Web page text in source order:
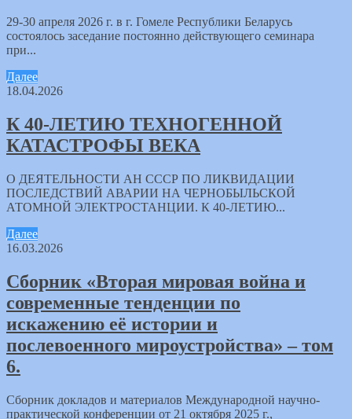
29-30 апреля 2026 г. в г. Гомеле Республики Беларусь
состоялось заседание постоянно действующего семинара
при...
Далее
18.04.2026
К 40-ЛЕТИЮ ТЕХНОГЕННОЙ
КАТАСТРОФЫ ВЕКА
О ДЕЯТЕЛЬНОСТИ АН СССР ПО ЛИКВИДАЦИИ
ПОСЛЕДСТВИЙ АВАРИИ НА ЧЕРНОБЫЛЬСКОЙ
АТОМНОЙ ЭЛЕКТРОСТАНЦИИ. К 40-ЛЕТИЮ...
Далее
16.03.2026
Сборник «Вторая мировая война и
современные тенденции по
искажению её истории и
послевоенного мироустройства» – том
6.
Сборник докладов и материалов Международной научно-
практической конференции от 21 октября 2025 г.,